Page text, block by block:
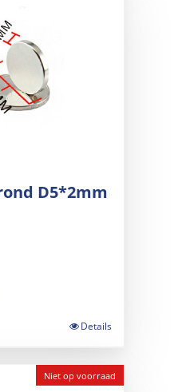
D5*2mm
Details
Niet op voorraad